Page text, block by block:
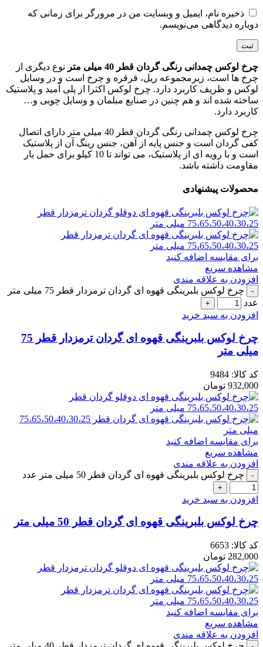
ذخیره نام، ایمیل و وبسایت من در مرورگر برای زمانی که
دوباره دیدگاهی می‌نویسم.
چرخ لوکس چمدانی رنگی گردان قطر 40 میلی متر
نوع دیگری از
چرخ ها است، زیرمجموعه ریل، قرقره و چرخ است و در وسایل
لوکس و ظریف کاربرد دارد. چرخ لوکس اکثرا از پلی آمید و پلاستیک
ساخته شده اند و هم چنین در صنایع مبلمان و وسایل چوبی و…
کاربرد دارد.
چرخ لوکس چمدانی رنگی گردان قطر 40 میلی متر دارای اتصال
کفی گردان است و جنس پایه از آهن، جنس رینگ آن از پلاستیک
است و با رویه ای از پلاستیک، می تواند تا 10 کیلو برای حمل بار
مقاومت داشته باشد.
محصولات پیشنهادی
برای مقایسه اضافه کنید
مشاهده سریع
افزودن به علاقه مندی
چرخ لوکس بلبرینگی قهوه ای گردان ترمزدار قطر 75 میلی متر
عدد
افزودن به سبد خرید
چرخ لوکس بلبرینگی قهوه ای گردان ترمزدار قطر 75
میلی متر
کد کالا: 9484
932,000 تومان
برای مقایسه اضافه کنید
مشاهده سریع
افزودن به علاقه مندی
چرخ لوکس بلبرینگی قهوه ای گردان قطر 50 میلی متر عدد
افزودن به سبد خرید
چرخ لوکس بلبرینگی قهوه ای گردان قطر 50 میلی متر
کد کالا: 6653
282,000 تومان
برای مقایسه اضافه کنید
مشاهده سریع
افزودن به علاقه مندی